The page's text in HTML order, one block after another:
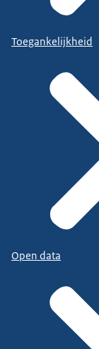
Toegankelijkheid
Open data